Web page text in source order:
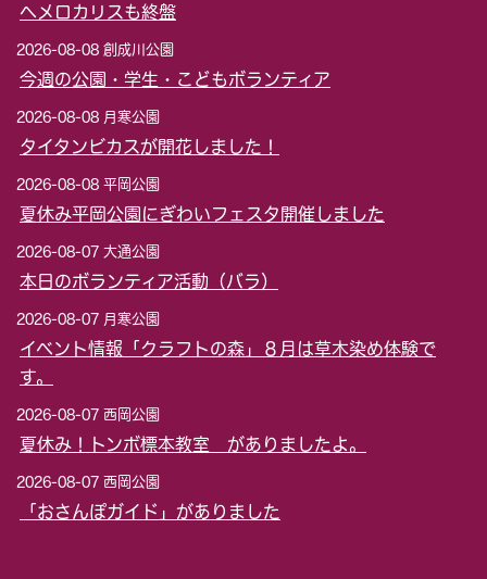
ヘメロカリスも終盤
2026-08-08 創成川公園
今週の公園・学生・こどもボランティア
2026-08-08 月寒公園
タイタンビカスが開花しました！
2026-08-08 平岡公園
夏休み平岡公園にぎわいフェスタ開催しました
2026-08-07 大通公園
本日のボランティア活動（バラ）
2026-08-07 月寒公園
イベント情報「クラフトの森」８月は草木染め体験で
す。
2026-08-07 西岡公園
夏休み！トンボ標本教室 がありましたよ。
2026-08-07 西岡公園
「おさんぽガイド」がありました